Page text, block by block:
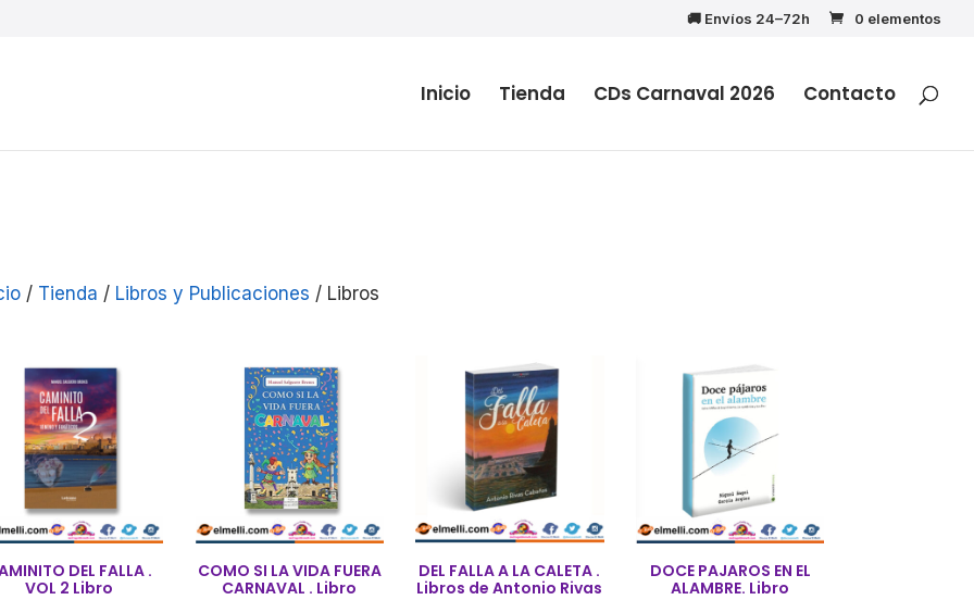
🚚 Envíos 24–72h 0 elementos
Inicio Tienda CDs Carnaval 2026 Contacto
/ Tienda / Libros y Publicaciones / Libros
DEL FALLA .
VOL 2 Libro
COMO SI LA VIDA FUERA
CARNAVAL . Libro
DEL FALLA A LA CALETA .
Libros de Antonio Rivas
DOCE PAJAROS EN EL
ALAMBRE. Libro